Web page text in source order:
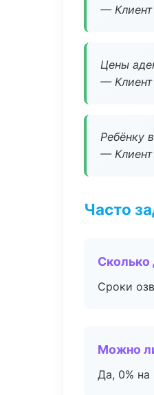
—
Цены
—
Ребёнку
—
Часто
Сколько
Сроки
Можно
Да, 0% на